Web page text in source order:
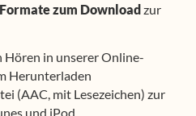
zum Downloadzur
Hören in unserer Online-
Herunterladen
(AAC, mit Lesezeichen) zur
und iPod